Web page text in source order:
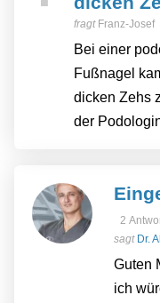
fragt Franz-Josef
Bei einer
Fußnagel
dicken Zehs
der
2
sagt Dr.
Guten
ich